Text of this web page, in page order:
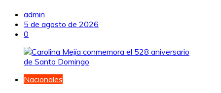
admin
5 de agosto de 2026
0
Nacionales